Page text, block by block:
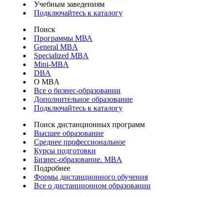
Учебным заведениям
Подключайтесь к каталогу
Поиск
Программы МВА
General MBA
Specialized MBA
Mini-MBA
DBA
О MBA
Все о бизнес-образовании
Дополнительное образование
Подключайтесь к каталогу
Поиск дистанционных программ
Высшее образование
Среднее профессиональное
Курсы подготовки
Бизнес-образование. MBA
Подробнее
Формы дистанционного обучения
Все о дистанционном образовании